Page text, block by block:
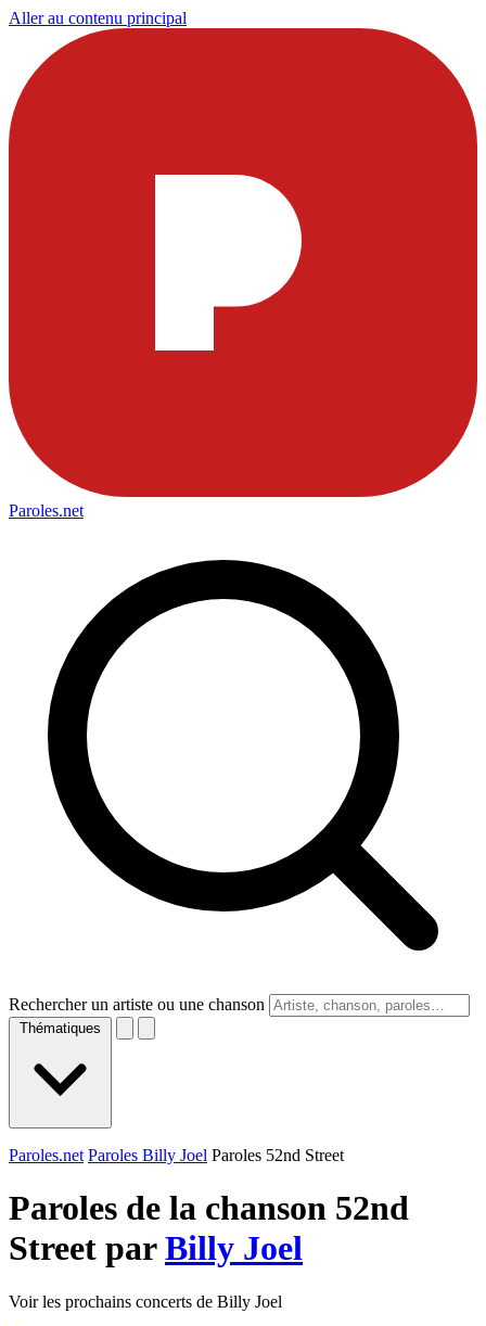
Aller au contenu principal
Paroles.net
Rechercher un artiste ou une chanson
Thématiques
Paroles.net Paroles Billy Joel Paroles 52nd Street
Paroles de la chanson 52nd
Street parBilly Joel
Voir les prochains concerts de Billy Joel